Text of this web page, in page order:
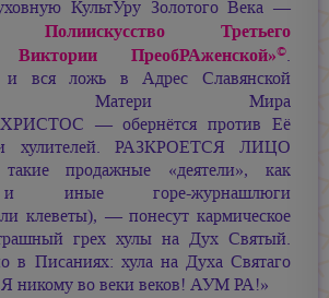
КультУру Золотого Века —
Полиискусство Третьего
Виктории ПреобРАженской»©.
и вся ложь в Адрес Славянской
Матери Мира
—обернётся против Её
и хулителей. РАЗКРОЕТСЯ ЛИЦО
продажные «деятели», как
иные горе-журнашлюги
клеветы), — понесут кармическое
грех хулы на Дух Святый.
в Писаниях: хула на Духа Святаго
во веки веков! АУМ РА!»